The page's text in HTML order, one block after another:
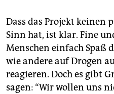
Dass das Projekt keinen
Sinn hat, ist klar. Fine
Menschen einfach Spaß
wie andere auf Drogen
reagieren. Doch es gibt
sagen: “Wir wollen uns